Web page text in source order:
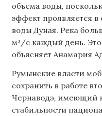
объема воды,
эффект проявляется
воды Дуная. Река
м³/с каждый день.
объясняет Анамария
Румынские власти
сохранить в работе
Чернаводэ, имеющий
стабильности